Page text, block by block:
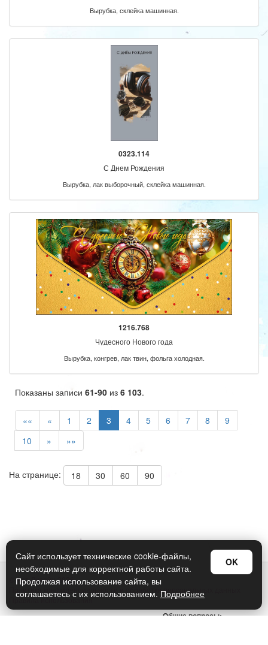
Вырубка, склейка машинная.
0323.114
С Днем Рождения
Вырубка, лак выборочный, склейка машинная.
1216.768
Чудесного Нового года
Вырубка, конгрев, лак твин, фольга холодная.
Показаны записи 61-90 из 6 103.
«« « 1 2 3 4 5 6 7 8
9
10
» »»
На странице: 18 30 60 90
© Арт Дизайн 2026
Политика конфиденциальности и обработки персональных данных
Правила использования
Общие вопросы:
Сайт использует технические cookie-файлы,
необходимые для корректной работы сайта.
Продолжая использование сайта, вы
соглашаетесь с их использованием. Подробнее
OK